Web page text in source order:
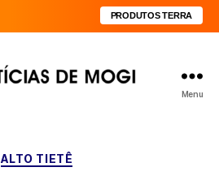
PRODUTOS TERRA
Menu
Categorias
ALTO TIETÊ